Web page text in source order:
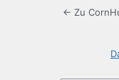
← Zu